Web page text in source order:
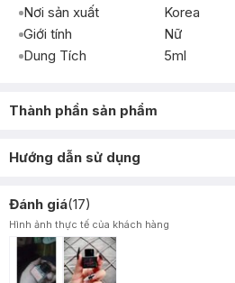
Nơi sản xuất
Korea
Giới tính
Nữ
Dung Tích
5ml
Thành phần sản phẩm
Hướng dẫn sử dụng
Đánh giá(17)
Hình ảnh thực tế của khách hàng